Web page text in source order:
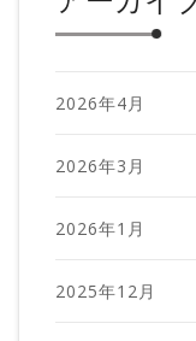
2026年4月
2026年3月
2026年1月
2025年12月